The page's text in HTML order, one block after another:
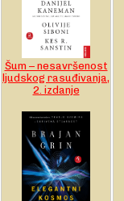
Šum – nesavršenost
ljudskog rasuđivanja,
2. izdanje